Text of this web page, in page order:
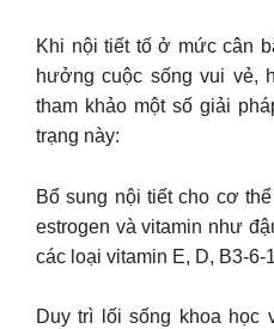
Khi nội tiết tố ở mức cân
hưởng cuộc sống vui vẻ,
tham khảo một số giải
trạng này:
Bổ sung nội tiết cho cơ
estrogen và vitamin như
các loại vitamin E, D, B3-
Duy trì lối sống khoa học